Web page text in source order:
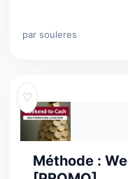
par souleres
♡
Méthode :